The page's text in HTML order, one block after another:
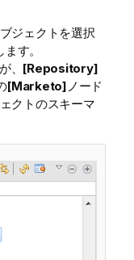
ジェクトを選択
す。
、 [Repository]
[Marketo] ノード
クトのスキーマ